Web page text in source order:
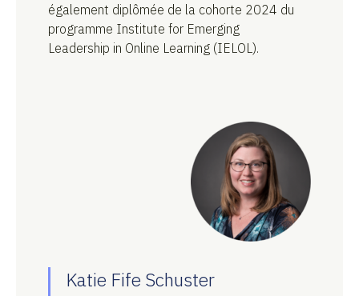
également diplômée de la cohorte 2024 du
programme Institute for Emerging
Leadership in Online Learning (IELOL).
Katie Fife Schuster